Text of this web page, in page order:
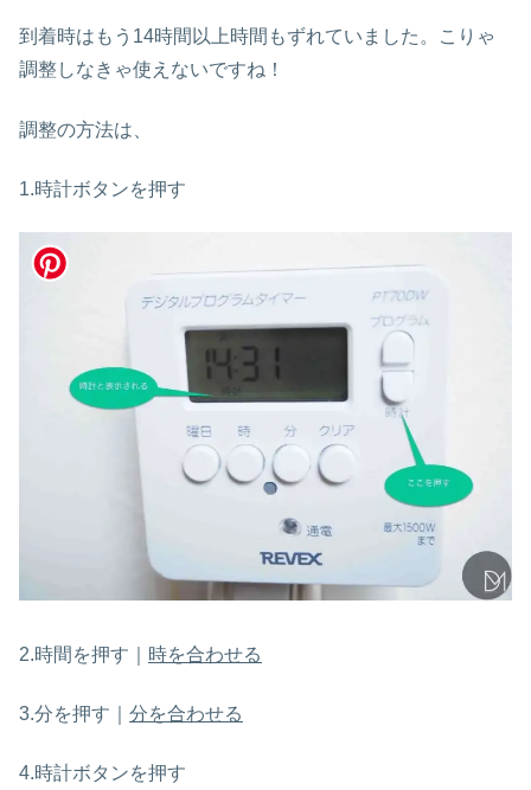
到着時はもう14時間以上時間もずれていました。こりゃ
調整しなきゃ使えないですね！
調整の方法は、
1.時計ボタンを押す
2.時間を押す｜ 時を合わせる
3.分を押す｜ 分を合わせる
4.時計ボタンを押す